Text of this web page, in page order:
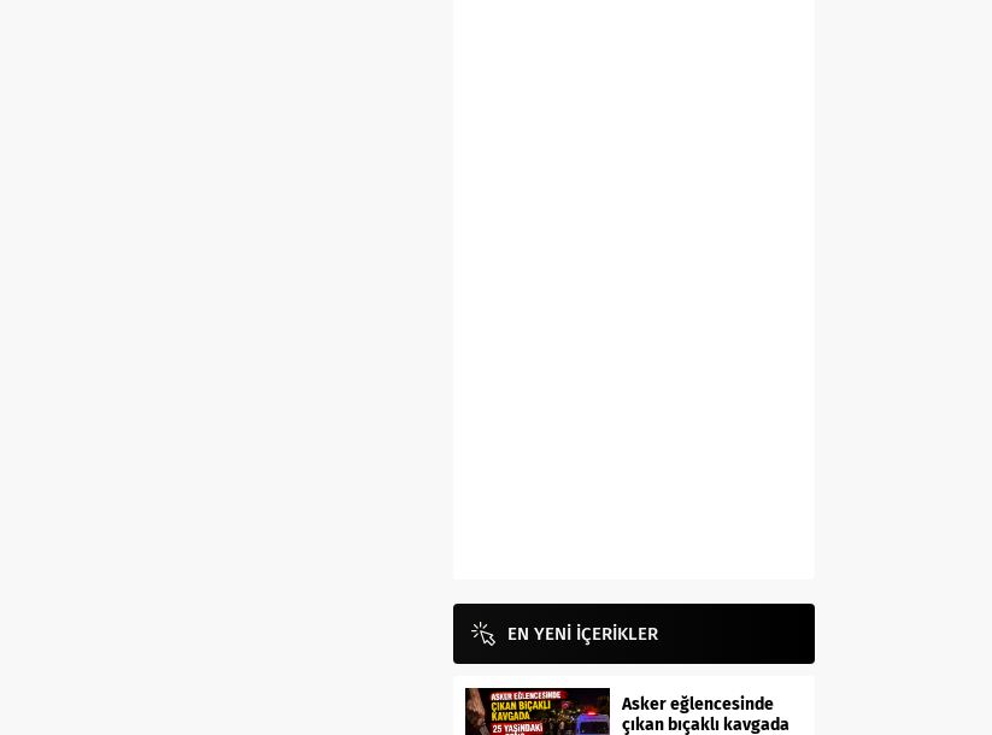
EN YENİ İÇERİKLER
Asker eğlencesinde
çıkan bıçaklı kavgada